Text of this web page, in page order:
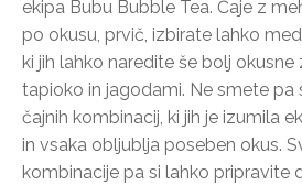
ekipa Bubu Bubble Tea. Čaje z
po okusu, prvič, izbirate lahko
ki jih lahko naredite še bolj okusne
tapioko in jagodami. Ne smete pa
čajnih kombinacij, ki jih je izumila
in vsaka obljublja poseben okus.
kombinacije pa si lahko pripravite